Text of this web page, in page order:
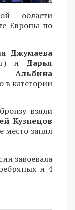
области
Европы по
Джумаева
и Дарья
Альбина
в категории
взяли
Кузнецов
место занял
завоевала
и 4